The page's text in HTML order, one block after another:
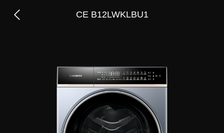
CE B12LWKLBU1